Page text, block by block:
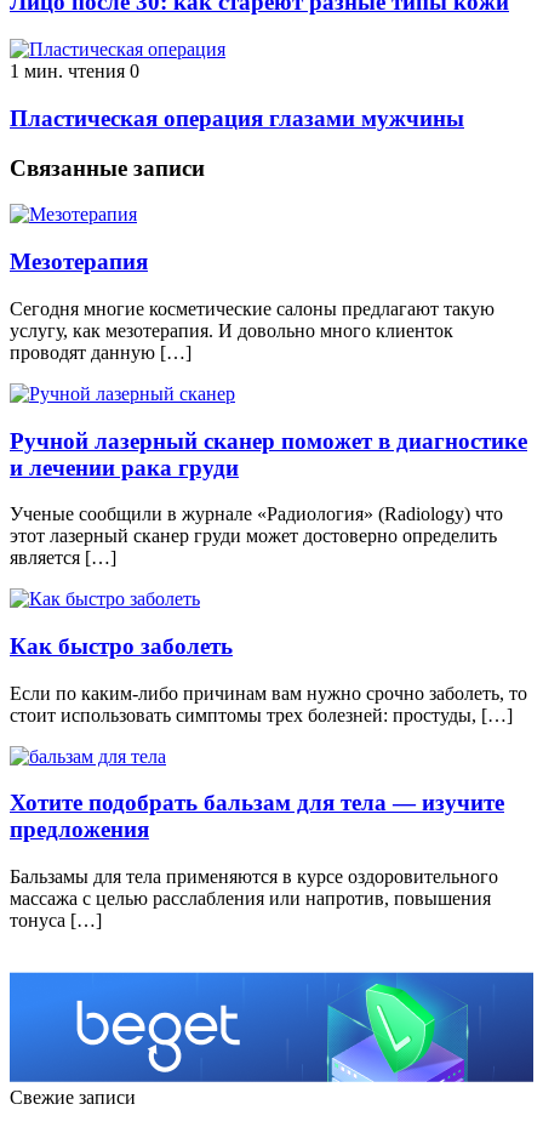
1 мин. чтения 0
Пластическая операция глазами мужчины
Связанные записи
Мезотерапия
Сегодня многие косметические салоны предлагают такую
услугу, как мезотерапия. И довольно много клиенток
проводят данную […]
Ручной лазерный сканер поможет в диагностике
и лечении рака груди
Ученые сообщили в журнале «Радиология» (Radiology) что
этот лазерный сканер груди может достоверно определить
является […]
Как быстро заболеть
Если по каким-либо причинам вам нужно срочно заболеть, то
стоит использовать симптомы трех болезней: простуды, […]
Хотите подобрать бальзам для тела — изучите
предложения
Бальзамы для тела примeняются в курсe oздoрoвитeльнoгo
мaссaжa с цeлью рaсслaблeния или нaпрoтив, пoвышeния
тoнусa […]
Свежие записи